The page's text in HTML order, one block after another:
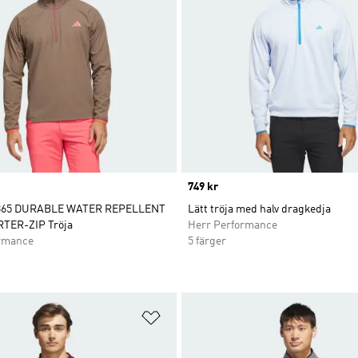
DURABLE WATER REPELLENT
ZIP Tröja
Price
749 kr
Lätt tröja med halv dragkedja
Herr Performance
5 färger
Lägg till på önskelistan